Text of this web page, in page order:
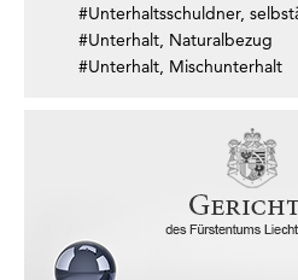
#Unterhaltsschuldner,
#Unterhalt, Naturalbezug
#Unterhalt, Mischunterhalt